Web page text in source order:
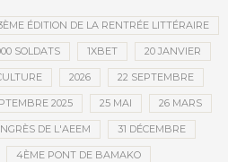
ÉDITION DE LA RENTRÉE LITTÉRAIRE
SOLDATS 1XBET 20 JANVIER
2026 22 SEPTEMBRE
2025 25 MAI 26 MARS
DE L'AEEM 31 DÉCEMBRE
4ÈME PONT DE BAMAKO